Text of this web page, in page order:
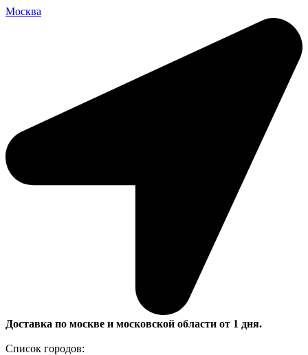
Москва
Доставка по москве и московской области от 1 дня.
Список городов: